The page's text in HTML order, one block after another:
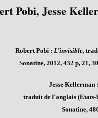
Pobi, Jesse
Robert Pobi : L’invisible,
Sonatine, 2012, 432 p, 21,
Jesse Kellerman :
traduit de l'anglais (Etats-
Sonatine,